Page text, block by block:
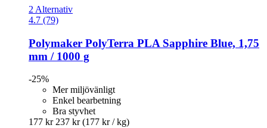
2 Alternativ
4.7 (79)
Polymaker PolyTerra PLA Sapphire Blue, 1,75
mm / 1000 g
-25%
Mer miljövänligt
Enkel bearbetning
Bra styvhet
177 kr 237 kr (177 kr / kg)